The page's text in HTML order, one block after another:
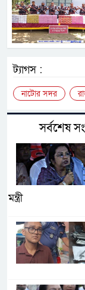
ট্যাগস :
নাটোর সদর
সর্বশেষ
মন্ত্রী